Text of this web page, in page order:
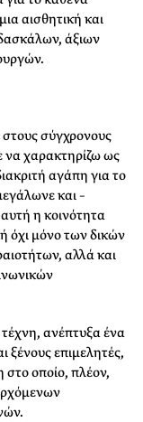
αισθητική και
άξιων
σύγχρονους
να χαρακτηρίζω ως
αγάπη για το
και –
η κοινότητα
όχι μόνο των δικών
αλλά και
ανέπτυξα ένα
επιμελητές,
στο οποίο, πλέον,